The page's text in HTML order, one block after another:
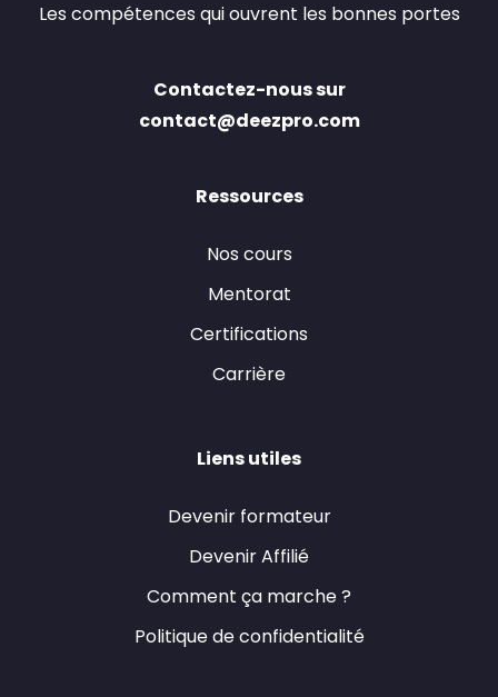
Les compétences qui ouvrent les bonnes portes
Contactez-nous sur
contact@deezpro.com
Ressources
Nos cours
Mentorat
Certifications
Carrière
Liens utiles
Devenir formateur
Devenir Affilié
Comment ça marche ?
Politique de confidentialité